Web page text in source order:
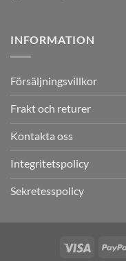
INFORMATION
Försäljningsvillkor
Frakt och returer
Kontakta oss
Integritetspolicy
Sekretesspolicy